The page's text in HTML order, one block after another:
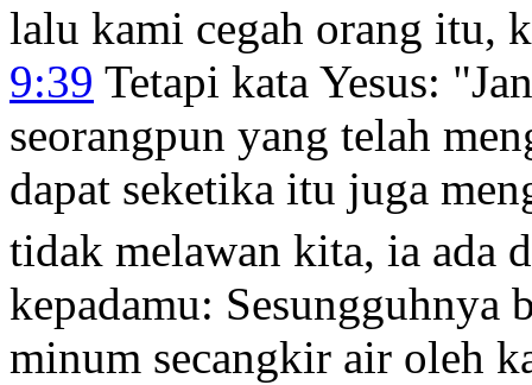
lalu kami cegah orang itu,
9:39 Tetapi kata Yesus:
seorangpun yang telah
dapat seketika itu juga
tidak melawan kita, ia ada
kepadamu: Sesungguhnya
minum secangkir air oleh